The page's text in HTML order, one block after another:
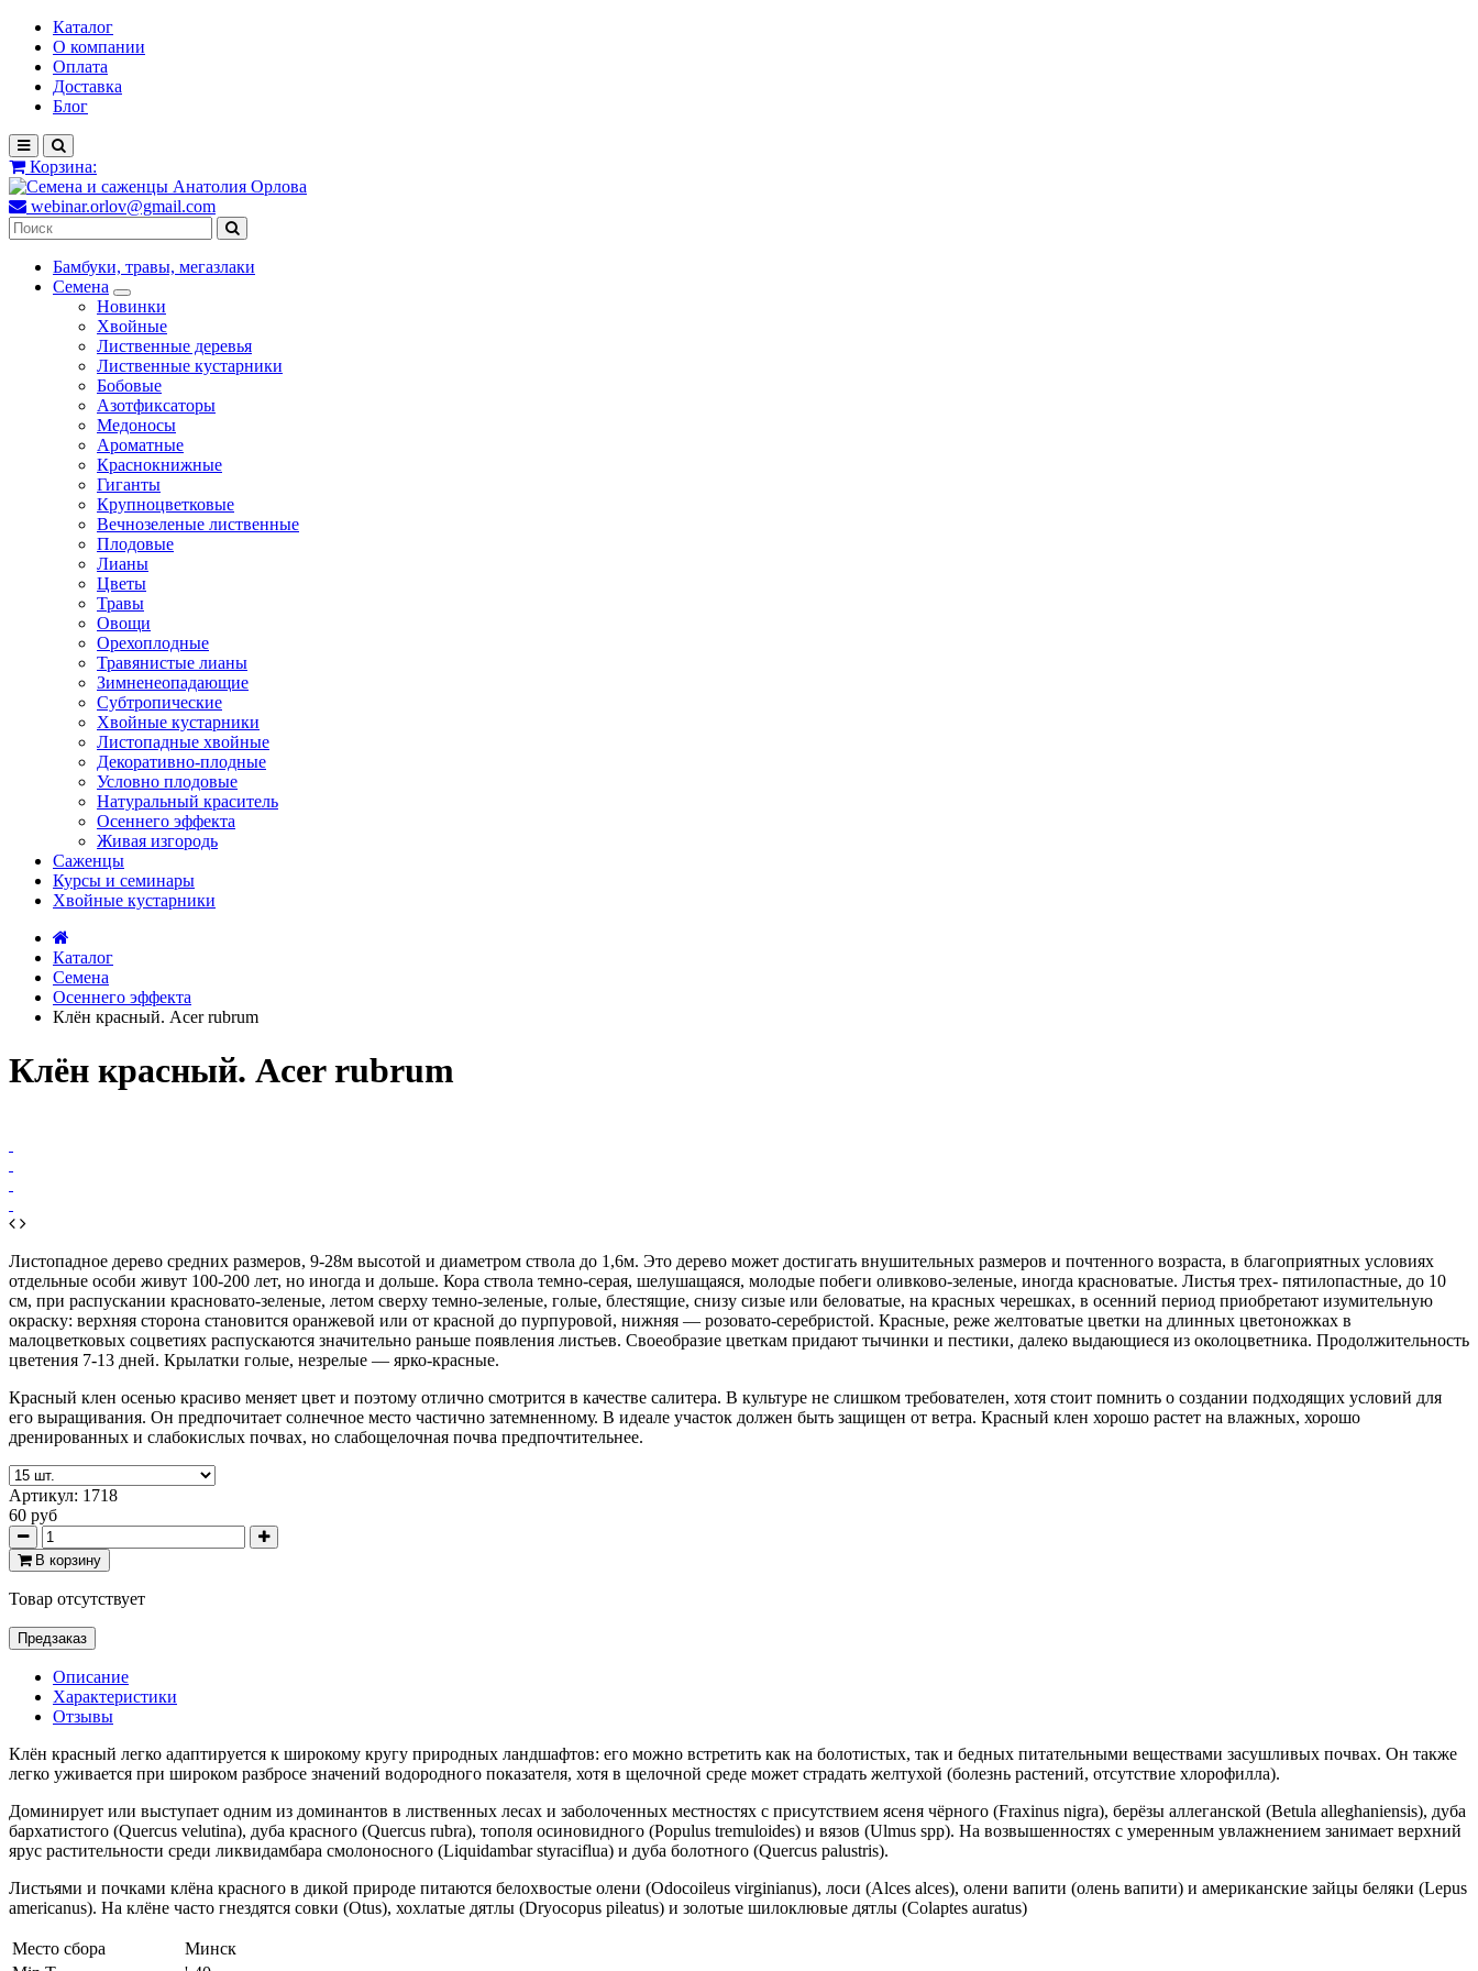
Каталог
О компании
Оплата
Доставка
Блог
Корзина:
webinar.orlov@gmail.com
Бамбуки, травы, мегазлаки
Семена
Новинки
Хвойные
Лиственные деревья
Лиственные кустарники
Бобовые
Азотфиксаторы
Медоносы
Ароматные
Краснокнижные
Гиганты
Крупноцветковые
Вечнозеленые лиственные
Плодовые
Лианы
Цветы
Травы
Овощи
Орехоплодные
Травянистые лианы
Зимненеопадающие
Субтропические
Хвойные кустарники
Листопадные хвойные
Декоративно-плодные
Условно плодовые
Натуральный краситель
Осеннего эффекта
Живая изгородь
Саженцы
Курсы и семинары
Хвойные кустарники
Каталог
Семена
Осеннего эффекта
Клён красный. Acer rubrum
Клён красный. Acer rubrum
Листопадное дерево средних размеров, 9-28м высотой и диаметром ствола до 1,6м. Это дерево может достигать внушительных размеров и почтенного возраста, в благоприятных условиях
отдельные особи живут 100-200 лет, но иногда и дольше. Кора ствола темно-серая, шелушащаяся, молодые побеги оливково-зеленые, иногда красноватые. Листья трех- пятилопастные, до 10
см, при распускании красновато-зеленые, летом сверху темно-зеленые, голые, блестящие, снизу сизые или беловатые, на красных черешках, в осенний период приобретают изумительную
окраску: верхняя сторона становится оранжевой или от красной до пурпуровой, нижняя — розовато-серебристой. Красные, реже желтоватые цветки на длинных цветоножках в
малоцветковых соцветиях распускаются значительно раньше появления листьев. Своеобразие цветкам придают тычинки и пестики, далеко выдающиеся из околоцветника. Продолжительность
цветения 7-13 дней. Крылатки голые, незрелые — ярко-красные.
Красный клен осенью красиво меняет цвет и поэтому отлично смотрится в качестве салитера. В культуре не слишком требователен, хотя стоит помнить о создании подходящих условий для
его выращивания. Он предпочитает солнечное место частично затемненному. В идеале участок должен быть защищен от ветра. Красный клен хорошо растет на влажных, хорошо
дренированных и слабокислых почвах, но слабощелочная почва предпочтительнее.
Артикул: 1718
60 руб
В корзину
Товар отсутствует
Предзаказ
Описание
Характеристики
Отзывы
Клён красный легко адаптируется к широкому кругу природных ландшафтов: его можно встретить как на болотистых, так и бедных питательными веществами засушливых почвах. Он также
легко уживается при широком разбросе значений водородного показателя, хотя в щелочной среде может страдать желтухой (болезнь растений, отсутствие хлорофилла).
Доминирует или выступает одним из доминантов в лиственных лесах и заболоченных местностях с присутствием ясеня чёрного (Fraxinus nigra), берёзы аллеганской (Betula alleghaniensis), дуба
бархатистого (Quercus velutina), дуба красного (Quercus rubra), тополя осиновидного (Populus tremuloides) и вязов (Ulmus spp). На возвышенностях с умеренным увлажнением занимает верхний
ярус растительности среди ликвидамбара смолоносного (Liquidambar styraciflua) и дуба болотного (Quercus palustris).
Листьями и почками клёна красного в дикой природе питаются белохвостые олени (Odocoileus virginianus), лоси (Alces alces), олени вапити (олень вапити) и американские зайцы беляки (Lepus
americanus). На клёне часто гнездятся совки (Otus), хохлатые дятлы (Dryocopus pileatus) и золотые шилоклювые дятлы (Colaptes auratus)
Место сбора
Минск